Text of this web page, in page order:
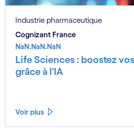
Industrie pharmaceutique
Cognizant France
NaN.NaN.NaN
Life Sciences : boostez
grâce à l'IA
Voir plus